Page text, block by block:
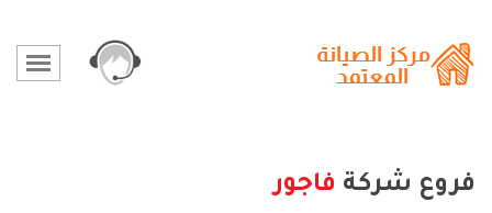
فروع شركة فاجور